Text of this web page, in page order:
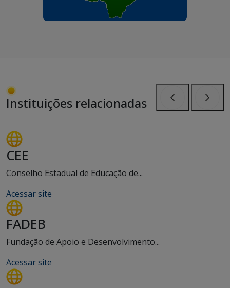
Instituições relacionadas
CEE
Conselho Estadual de Educação de...
Acessar site
FADEB
Fundação de Apoio e Desenvolvimento...
Acessar site